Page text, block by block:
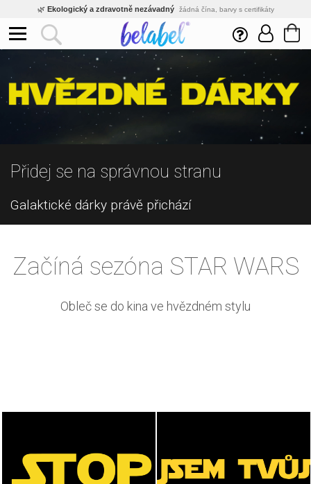
🌿 Ekologický a zdravotně nezávadný žádná čína, barvy s certifikáty
Inovativní výroba vlastní vývoj, nejnovější technologie
Rychlé dodání expedujeme do 24h
Výhodné pro firmy velké množstevní slevy
🔥Kvalita pod kontrolou jsme přímý výrobce, žádný zprostředkovatel
🇨🇿Český eshop s tradicí od roku 2010 tisíce spokojených zákazníků
Přidej se na správnou stranu
Galaktické dárky právě přichází
Začíná sezóna STAR WARS
Obleč se do kina ve hvězdném stylu